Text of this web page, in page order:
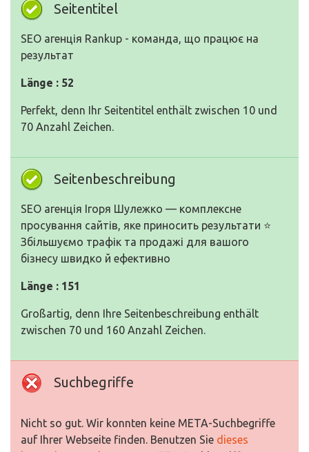
Seitentitel
SEO агенція Rankup - команда, що працює на
результат
Länge : 52
Perfekt, denn Ihr Seitentitel enthält zwischen 10 und
70 Anzahl Zeichen.
Seitenbeschreibung
SEO агенція Ігоря Шулежко — комплексне
просування сайтів, яке приносить результати ⭐
Збільшуємо трафік та продажі для вашого
бізнесу швидко й ефективно
Länge : 151
Großartig, denn Ihre Seitenbeschreibung enthält
zwischen 70 und 160 Anzahl Zeichen.
Suchbegriffe
Nicht so gut. Wir konnten keine META-Suchbegriffe
auf Ihrer Webseite finden. Benutzen Sie dieses